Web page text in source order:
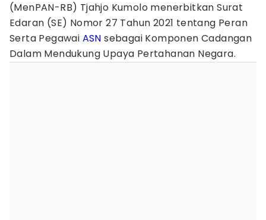
(MenPAN-RB) Tjahjo Kumolo menerbitkan Surat
Edaran (SE) Nomor 27 Tahun 2021 tentang Peran
Serta Pegawai ASN sebagai Komponen Cadangan
Dalam Mendukung Upaya Pertahanan Negara.